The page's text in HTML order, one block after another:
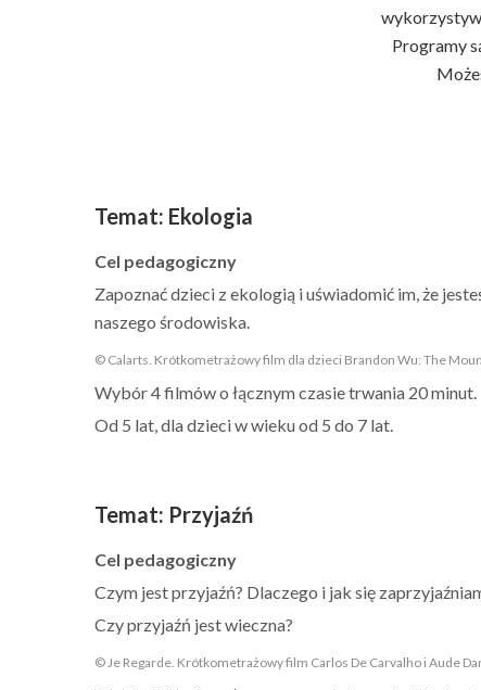
Programy
Temat: Ekologia
Cel pedagogiczny
Zapoznać dzieci z ekologią i uświadomić im, że
naszego środowiska.
© Calarts. Krótkometrażowy film dla dzieci Brandon Wu: The
Wybór 4 filmów o łącznym czasie trwania 20 minut.
Od 5 lat, dla dzieci w wieku od 5 do 7 lat.
Temat: Przyjaźń
Cel pedagogiczny
Czym jest przyjaźń? Dlaczego i jak się
Czy przyjaźń jest wieczna?
© Je Regarde. Krótkometrażowy film Carlos De Carvalho i Aude